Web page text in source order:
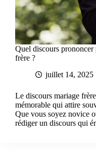
Quel discours prononcer
frère ?
juillet 14, 2025
Le discours mariage
mémorable qui attire
Que vous soyez novice
rédiger un discours qui